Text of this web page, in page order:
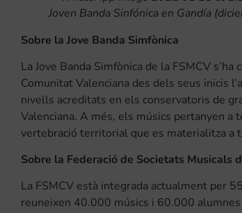
Joven Banda Sinfónica en Gandía
Sobre la Jove Banda Simfònica
La Jove Banda Simfònica de la FSMCV
Comunitat Valenciana des dels seus inicis
nivells acreditats en els conservatoris de
Valenciana. A més, els músics pertanyen a
vertebració territorial que es materialitza a
Sobre la Federació de Societats Musicals
La FSMCV està integrada actualment per
reuneixen 40.000 músics i 60.000